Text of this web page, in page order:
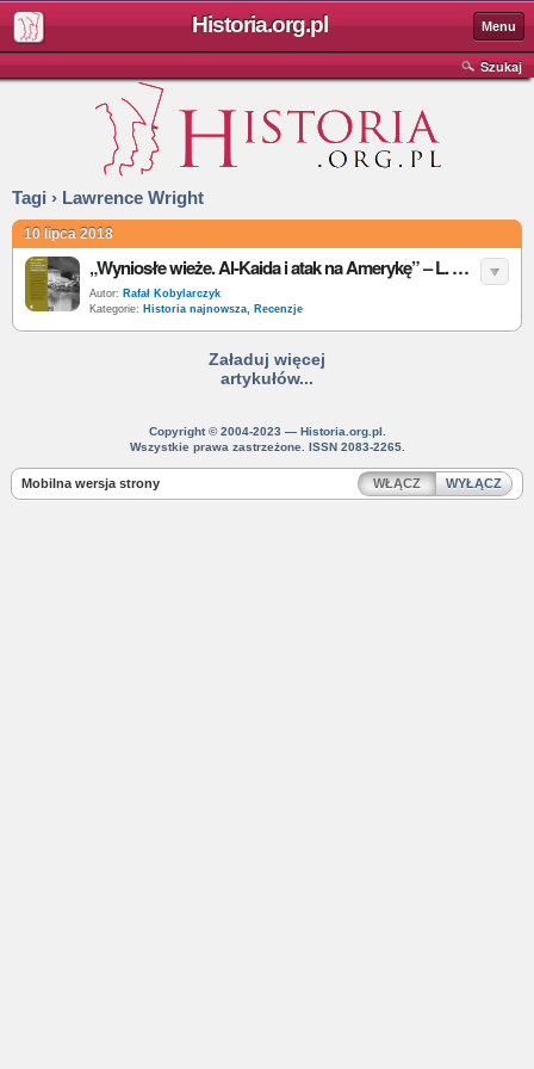
Historia.org.pl Menu
Szukaj
Tagi › Lawrence Wright
10 lipca 2018
„Wyniosłe wieże. Al-Kaida i atak na Amerykę” – L. Wright – recenzja
Autor: Rafał Kobylarczyk
Kategorie: Historia najnowsza, Recenzje
Załaduj więcej
artykułów...
Copyright © 2004-2023 — Historia.org.pl.
Wszystkie prawa zastrzeżone. ISSN 2083-2265.
Mobilna wersja strony WŁĄCZ WYŁĄCZ